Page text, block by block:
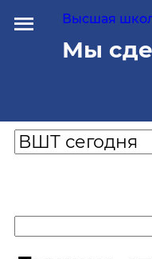
Высшая
Мы